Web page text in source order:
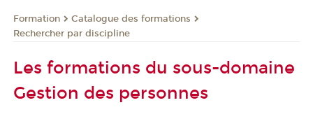
Formation
Catalogue des formations
Rechercher par discipline
Les formations du sous-domaine
Gestion des personnes